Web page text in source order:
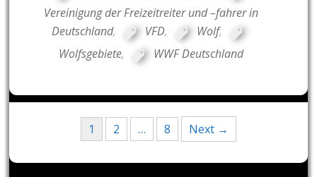
Vereinigung der Freizeitreiter und –fahrer in
Deutschland, VFD, Wolf,
Wolfsgebiete, WWF Deutschland
navigation
1 2 … 8 Next →